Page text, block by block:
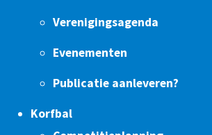
Verenigingsagenda
Evenementen
Publicatie aanleveren?
Korfbal